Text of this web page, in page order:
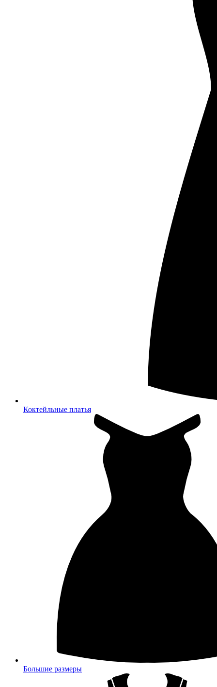
Коктейльные платья
Большие размеры